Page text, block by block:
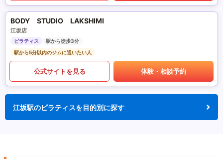
BODY STUDIO LAKSHIMI
江坂店
ピラティス
駅から徒歩3分
駅から5分以内のジムに通いたい人
公式サイトを見る 体験・相談予約
江坂駅のピラティスを目的別に探す